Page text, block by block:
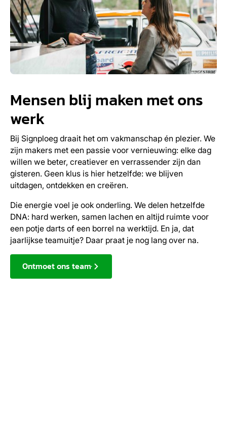
Mensen blij maken met ons
werk
Bij Signploeg draait het om vakmanschap én plezier. We
zijn makers met een passie voor vernieuwing: elke dag
willen we beter, creatiever en verrassender zijn dan
gisteren. Geen klus is hier hetzelfde: we blijven
uitdagen, ontdekken en creëren.
Die energie voel je ook onderling. We delen hetzelfde
DNA: hard werken, samen lachen en altijd ruimte voor
een potje darts of een borrel na werktijd. En ja, dat
jaarlijkse teamuitje? Daar praat je nog lang over na.
Ontmoet ons team